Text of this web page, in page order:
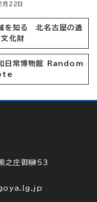
月 22 日
を知る 北名古屋の遺
文化財
日常博物館 Random
之庄御榊53